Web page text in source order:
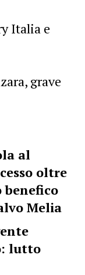
Italia e
grave
al
oltre
benefico
Melia
lutto